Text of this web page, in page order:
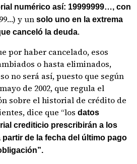
numérico así: 19999999…, con
y un solo uno en la extrema
canceló la deuda.
por haber cancelado, esos
o hasta eliminados,
no será así, puesto que según
de 2002, que regula el
sobre el historial de crédito de
dice que “los datos
crediticio prescribirán a los
partir de la fecha del último pago